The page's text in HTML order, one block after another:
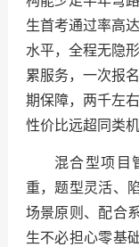
生首考通过率高
水平，全程无隐
累服务，一次报
期保障，两千左
性价比远超同类机
混合型项目
重，题型灵活、
场景原则、配合
生不必担心零基